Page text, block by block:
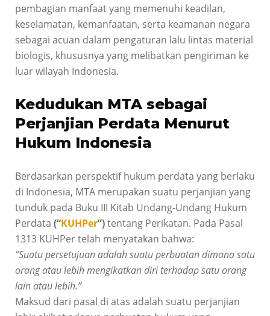
pembagian manfaat yang memenuhi keadilan,
keselamatan, kemanfaatan, serta keamanan negara
sebagai acuan dalam pengaturan lalu lintas material
biologis, khususnya yang melibatkan pengiriman ke
luar wilayah Indonesia.
Kedudukan MTA sebagai
Perjanjian Perdata Menurut
Hukum Indonesia
Berdasarkan perspektif hukum perdata yang berlaku
di Indonesia, MTA merupakan suatu perjanjian yang
tunduk pada Buku III Kitab Undang-Undang Hukum
Perdata (“KUHPer”)tentang Perikatan. Pada Pasal
1313 KUHPer telah menyatakan bahwa:
“Suatu persetujuan adalah suatu perbuatan dimana satu
orang atau lebih mengikatkan diri terhadap satu orang
lain atau lebih.”
Maksud dari pasal di atas adalah suatu perjanjian